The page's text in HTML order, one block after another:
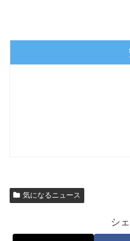
気になるニュース
シ